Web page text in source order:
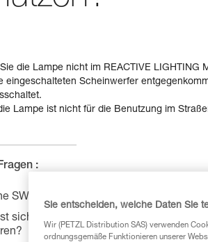
die Lampe nicht im REACTIVE LIGHTING
eingeschalteten Scheinwerfer
Lampe ist nicht für die Benutzung im
:
SWIFT RL-Stirnlampe mit dem
sich der BOOST-Modus meiner
Sie entscheiden, welche Daten Sie
Wir (PETZL Distribution SAS) verwenden
ordnungsgemäße Funktionieren unserer